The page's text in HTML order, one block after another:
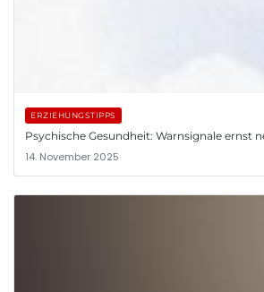
ERZIEHUNGSTIPPS
Psychische Gesundheit: Warnsignale ernst
14. November 2025